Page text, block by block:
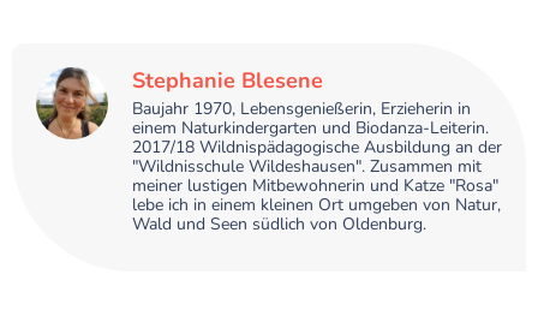
Stephanie Blesene
Baujahr 1970, Lebensgenießerin, Erzieherin in
einem Naturkindergarten und Biodanza-Leiterin.
2017/18 Wildnispädagogische Ausbildung an der
"Wildnisschule Wildeshausen". Zusammen mit
meiner lustigen Mitbewohnerin und Katze "Rosa"
lebe ich in einem kleinen Ort umgeben von Natur,
Wald und Seen südlich von Oldenburg.